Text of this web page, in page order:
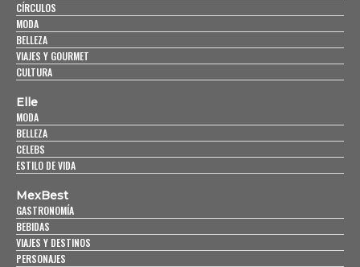
CÍRCULOS
MODA
BELLEZA
VIAJES Y GOURMET
CULTURA
Elle
MODA
BELLEZA
CELEBS
ESTILO DE VIDA
MexBest
GASTRONOMÍA
BEBIDAS
VIAJES Y DESTINOS
PERSONAJES